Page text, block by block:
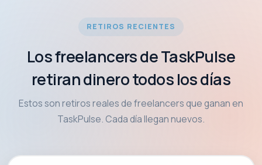
RETIROS RECIENTES
Los freelancers de TaskPulse
retiran dinero todos los días
Estos son retiros reales de freelancers que ganan en
TaskPulse. Cada día llegan nuevos.